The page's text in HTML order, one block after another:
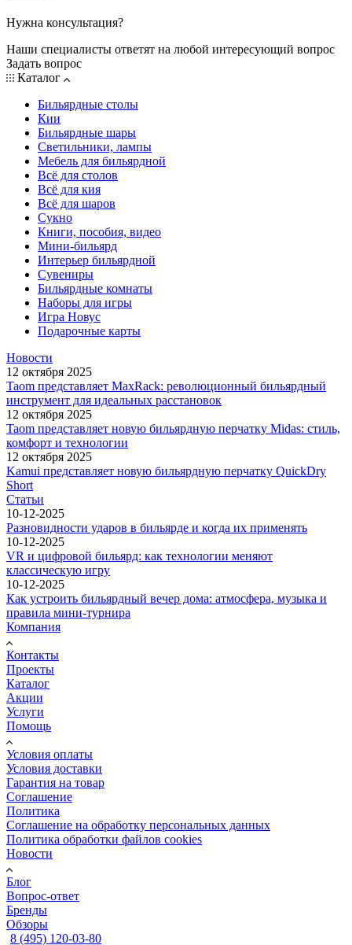
Нужна консультация?
Наши специалисты ответят на любой интересующий вопрос
Задать вопрос
Каталог
Бильярдные столы
Кии
Бильярдные шары
Светильники, лампы
Мебель для бильярдной
Всё для столов
Всё для кия
Всё для шаров
Сукно
Книги, пособия, видео
Мини-бильярд
Интерьер бильярдной
Сувениры
Бильярдные комнаты
Наборы для игры
Игра Новус
Подарочные карты
Новости
12 октября 2025
Taom представляет MaxRack: революционный бильярдный
инструмент для идеальных расстановок
12 октября 2025
Taom представляет новую бильярдную перчатку Midas: стиль,
комфорт и технологии
12 октября 2025
Kamui представляет новую бильярдную перчатку QuickDry
Short
Статьи
10-12-2025
Разновидности ударов в бильярде и когда их применять
10-12-2025
VR и цифровой бильярд: как технологии меняют
классическую игру
10-12-2025
Как устроить бильярдный вечер дома: атмосфера, музыка и
правила мини-турнира
Компания
Контакты
Проекты
Каталог
Акции
Услуги
Помощь
Условия оплаты
Условия доставки
Гарантия на товар
Соглашение
Политика
Соглашение на обработку персональных данных
Политика обработки файлов cookies
Новости
Блог
Вопрос-ответ
Бренды
Обзоры
8 (495) 120-03-80